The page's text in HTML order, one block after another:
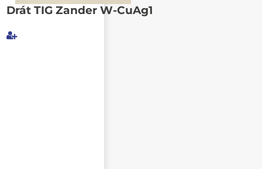
Drát TIG Zander W-CuAg1